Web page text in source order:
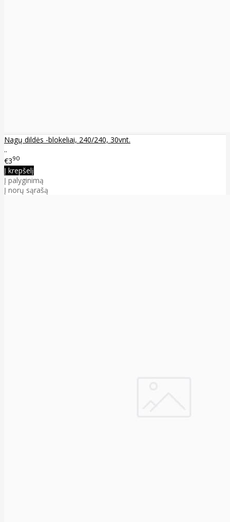
Nagų dildės -blokeliai, 240/240, 30vnt.
..
€390
Į krepšelį
Į palyginimą
Į norų sąrašą